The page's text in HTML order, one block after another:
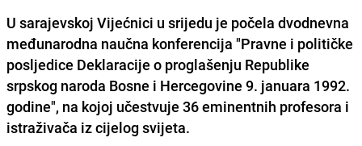
U sarajevskoj Vijećnici u srijedu je počela dvodnevna
međunarodna naučna konferencija "Pravne i političke
posljedice Deklaracije o proglašenju Republike
srpskog naroda Bosne i Hercegovine 9. januara 1992.
godine", na kojoj učestvuje 36 eminentnih profesora i
istraživača iz cijelog svijeta.